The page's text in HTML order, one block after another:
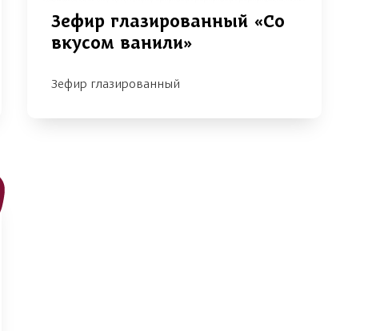
Зефир глазированный «Со
вкусом ванили»
Зефир глазированный